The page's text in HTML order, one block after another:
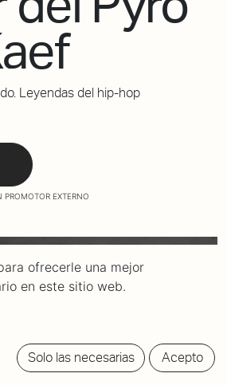
Leyendas del hip-hop
EXTERNO
ofrecerle una mejor
en este sitio web.
Solo las necesarias Acepto